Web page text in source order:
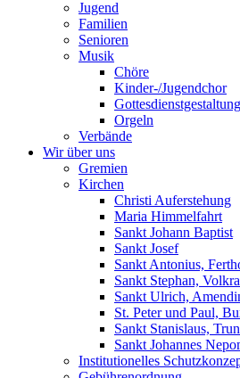
Jugend
Familien
Senioren
Musik
Chöre
Kinder-/Jugendchor
Orgeln
Verbände
Wir über uns
Gremien
Kirchen
Christi Auferstehung
Maria Himmelfahrt
Sankt Johann Baptist
Sankt Josef
Sankt Antonius,
Sankt Stephan,
Sankt Ulrich,
St. Peter und Paul,
Sankt Stanislaus,
Sankt Johannes
Institutionelles